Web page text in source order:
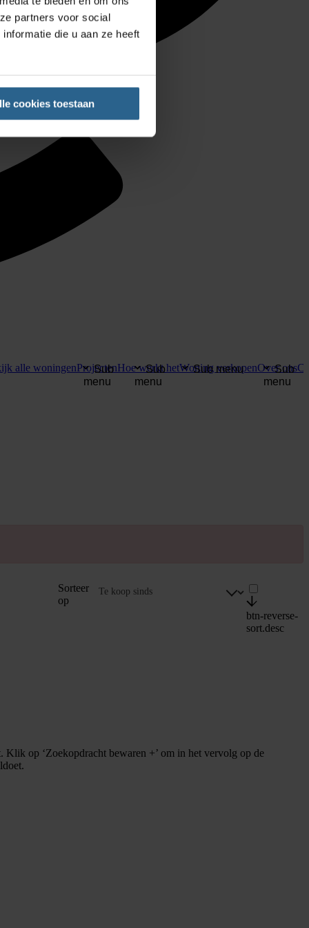
partners voor social
die u aan ze heeft
cookies toestaan
alle woningenProjecten
Sub
menu
Hoe werkt het
Sub
menu
Woning verkopen
Sub menu Over ons
Sub
menu
Sorteer
op
btn-reverse-
sort.desc
Klik op ‘Zoekopdracht bewaren +’ om in het vervolg op de